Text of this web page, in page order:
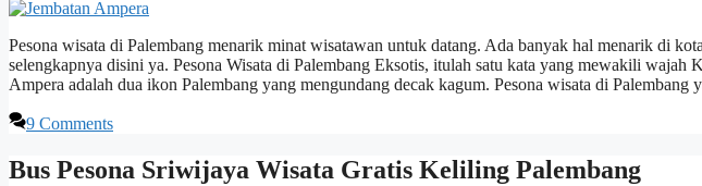
Pesona wisata di Palembang menarik minat wisatawan untuk datang. Ada banyak hal menarik di
selengkapnya disini ya. Pesona Wisata di Palembang Eksotis, itulah satu kata yang mewakili wajah
Ampera adalah dua ikon Palembang yang mengundang decak kagum. Pesona wisata di Palembang
9 Comments
Bus Pesona Sriwijaya Wisata Gratis Keliling Palembang